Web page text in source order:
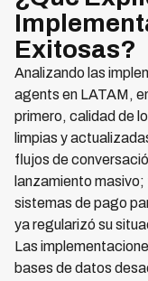
Exitosas?
Analizando las
agents en LATAM,
primero, calidad de
limpias y
flujos de
lanzamiento
sistemas de pago
ya regularizó su
Las
bases de datos